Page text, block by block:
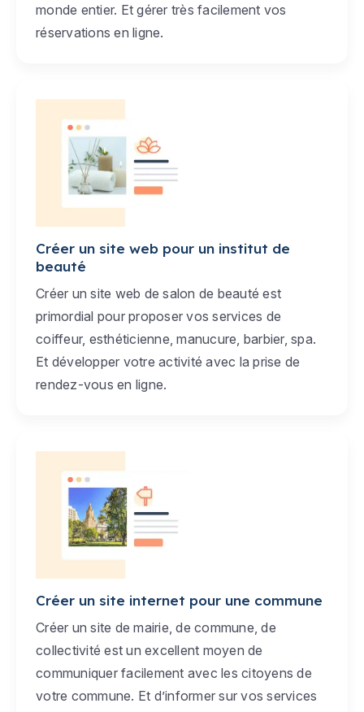
monde entier. Et gérer très facilement vos
réservations en ligne.
Créer un site web pour un institut de
beauté
Créer un site web de salon de beauté est
primordial pour proposer vos services de
coiffeur, esthéticienne, manucure, barbier, spa.
Et développer votre activité avec la prise de
rendez-vous en ligne.
Créer un site internet pour une commune
Créer un site de mairie, de commune, de
collectivité est un excellent moyen de
communiquer facilement avec les citoyens de
votre commune. Et d’informer sur vos services